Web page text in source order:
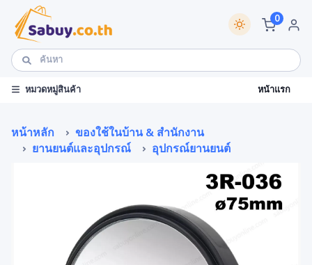
0
หมวดหมู่สินค้า หน้าแรก
หน้าหลัก
ของใช้ในบ้าน & สำนักงาน
ยานยนต์และอุปกรณ์
อุปกรณ์ยานยนต์